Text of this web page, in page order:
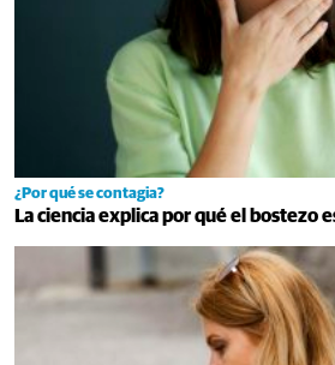
¿Por qué se contagia?
La ciencia explica por qué el bostezo